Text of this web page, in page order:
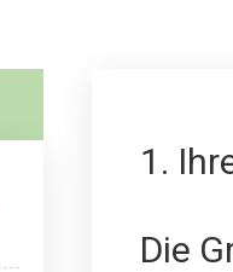
1.
Die